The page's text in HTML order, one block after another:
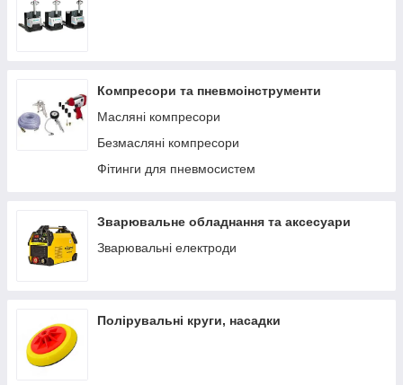
Компресори та пневмоінструменти
Масляні компресори
Безмасляні компресори
Фітинги для пневмосистем
Зварювальне обладнання та аксесуари
Зварювальні електроди
Полірувальні круги, насадки